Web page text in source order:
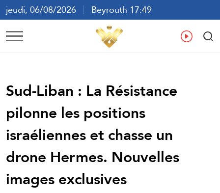
jeudi, 06/08/2026
Beyrouth 17:49
ع
Sud-Liban : La Résistance
pilonne les positions
israéliennes et chasse un
drone Hermes. Nouvelles
images exclusives